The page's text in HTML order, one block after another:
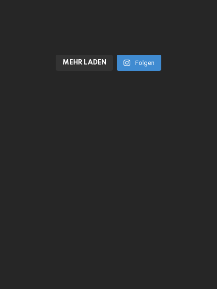
MEHR LADEN Folgen